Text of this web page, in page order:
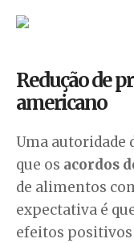
Redução de
americano
Uma autoridade
que os acordos
de alimentos
expectativa é
efeitos